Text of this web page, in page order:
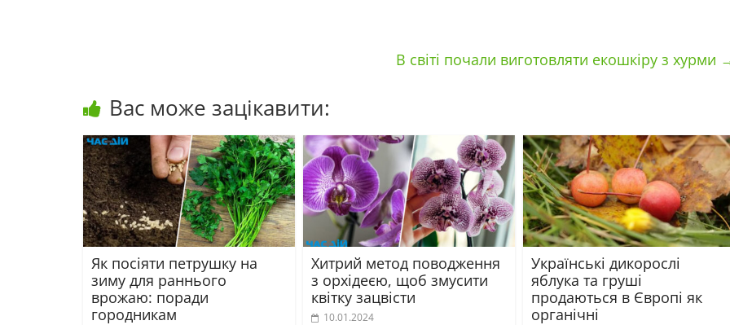
В світі почали виготовляти екошкіру з хурми
Вас може зацікавити:
Як посіяти петрушку на
зиму для раннього
врожаю: поради
городникам
Хитрий метод поводження
з орхідеєю, щоб змусити
квітку зацвісти
10.01.2024
Українські дикорослі
яблука та груші
продаються в Європі як
органічні